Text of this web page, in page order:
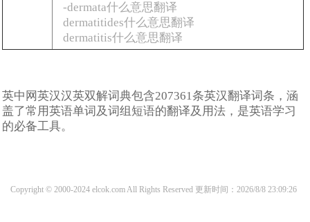
-dermata什么意思翻译
dermatitides什么意思翻译
dermatitis什么意思翻译
英中网英汉汉英双解词典包含207361条英汉翻译词条，涵
盖了常用英语单词及词组短语的翻译及用法，是英语学习
的必备工具。
Copyright © 2000-2024 elcok.com All Rights Reserved 更新时间：2026/8/8 23:09:26